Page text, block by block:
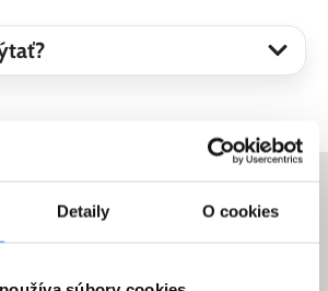
Detaily O cookies
z rezortu